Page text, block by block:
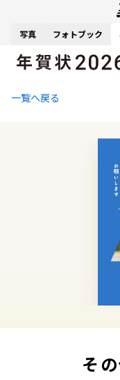
写真 フォトブック
一覧へ戻る
そ